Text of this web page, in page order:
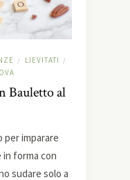
/ LIEVITATI /
Bauletto al
per imparare
in forma con
sudare solo a